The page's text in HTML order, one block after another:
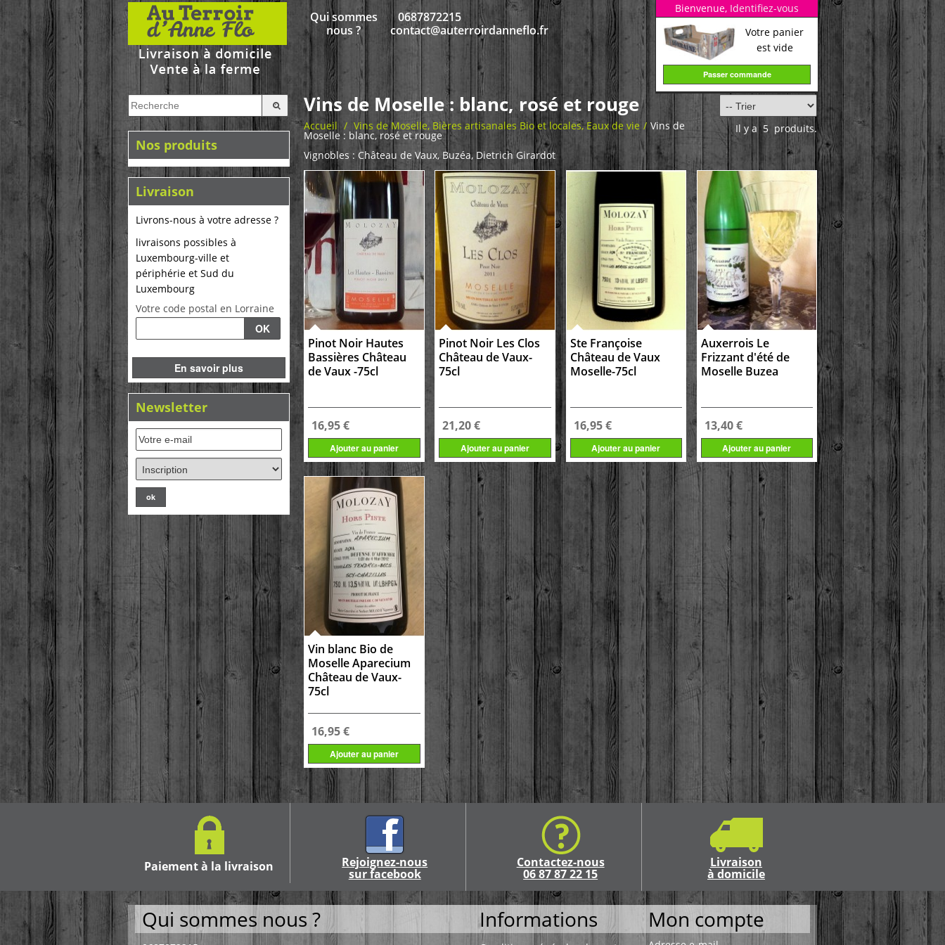
Qui sommes
nous ?
0687872215
contact@auterroirdanneflo.fr
Bienvenue, Identifiez-vous
Votre panier
est vide
Passer commande
Nos produits
Livraison
Livrons-nous à votre adresse ?
livraisons possibles à
Luxembourg-ville et
périphérie et Sud du
Luxembourg
Votre code postal en Lorraine
En savoir plus
Newsletter
Vins de Moselle : blanc, rosé et rouge
Accueil / Vins de Moselle, Bières artisanales Bio et locales, Eaux de vie / Vins de
Moselle : blanc, rosé et rouge
Il y a 5 produits.
Vignobles : Château de Vaux, Buzéa, Dietrich Girardot
Pinot Noir Hautes
Bassières Château
de Vaux -75cl
16,95 €
Ajouter au panier
Pinot Noir Les Clos
Château de Vaux-
75cl
21,20 €
Ajouter au panier
Ste Françoise
Château de Vaux
Moselle-75cl
16,95 €
Ajouter au panier
Auxerrois Le
Frizzant d'été de
Moselle Buzea
13,40 €
Ajouter au panier
Vin blanc Bio de
Moselle Aparecium
Château de Vaux-
75cl
16,95 €
Ajouter au panier
Paiement à la livraison Rejoignez-nous
sur facebook
Contactez-nous
06 87 87 22 15
Livraison
à domicile
Qui sommes nous ? Informations Mon compte